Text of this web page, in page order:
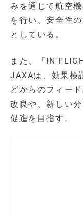
みを通じて航空
を行い、安全性
としている。
また、「IN
JAXAは、効果検
どからのフィー
改良や、新しい
促進を目指す。